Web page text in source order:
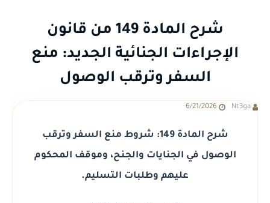
شرح المادة 149 من قانون
الإجراءات الجنائية الجديد: منع
السفر وترقب الوصول
Nt3ga
6/21/2026
شرح المادة 149: شروط منع السفر وترقب
الوصول في الجنايات والجنح، وموقف المحكوم
عليهم وطلبات التسليم.